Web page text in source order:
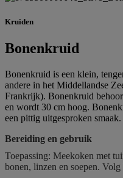
Kruiden
Bonenkruid
Bonenkruid is een klein,
andere in het Middellandse
Frankrijk). Bonenkruid
en wordt 30 cm hoog.
een pittig uitgesproken smaak.
Bereiding en gebruik
Toepassing: Meekoken met
bonen, linzen en soepen.